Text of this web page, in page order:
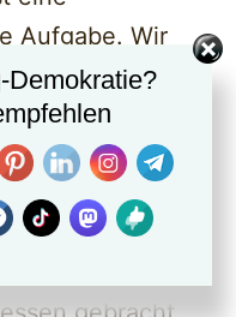
Aufgabe. Wir
Wir alle
Gesellschaft
Demokratie?